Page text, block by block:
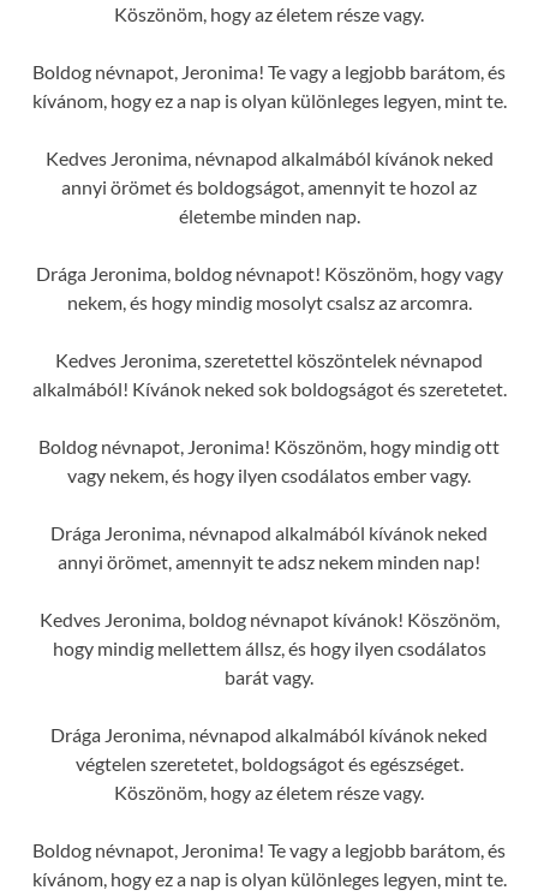
Köszönöm, hogy az életem része vagy.
Boldog névnapot, Jeronima! Te vagy a legjobb barátom, és
kívánom, hogy ez a nap is olyan különleges legyen, mint te.
Kedves Jeronima, névnapod alkalmából kívánok neked
annyi örömet és boldogságot, amennyit te hozol az
életembe minden nap.
Drága Jeronima, boldog névnapot! Köszönöm, hogy vagy
nekem, és hogy mindig mosolyt csalsz az arcomra.
Kedves Jeronima, szeretettel köszöntelek névnapod
alkalmából! Kívánok neked sok boldogságot és szeretetet.
Boldog névnapot, Jeronima! Köszönöm, hogy mindig ott
vagy nekem, és hogy ilyen csodálatos ember vagy.
Drága Jeronima, névnapod alkalmából kívánok neked
annyi örömet, amennyit te adsz nekem minden nap!
Kedves Jeronima, boldog névnapot kívánok! Köszönöm,
hogy mindig mellettem állsz, és hogy ilyen csodálatos
barát vagy.
Drága Jeronima, névnapod alkalmából kívánok neked
végtelen szeretetet, boldogságot és egészséget.
Köszönöm, hogy az életem része vagy.
Boldog névnapot, Jeronima! Te vagy a legjobb barátom, és
kívánom, hogy ez a nap is olyan különleges legyen, mint te.